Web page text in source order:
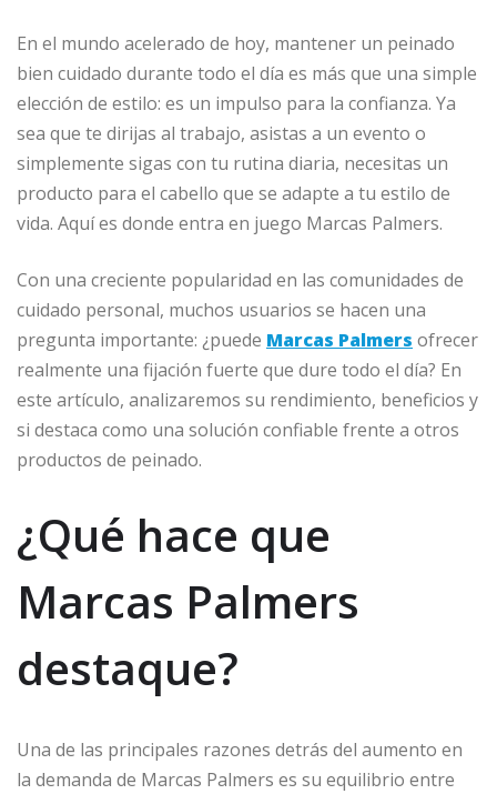
En el mundo acelerado de hoy, mantener un peinado
bien cuidado durante todo el día es más que una simple
elección de estilo: es un impulso para la confianza. Ya
sea que te dirijas al trabajo, asistas a un evento o
simplemente sigas con tu rutina diaria, necesitas un
producto para el cabello que se adapte a tu estilo de
vida. Aquí es donde entra en juego Marcas Palmers.
Con una creciente popularidad en las comunidades de
cuidado personal, muchos usuarios se hacen una
pregunta importante: ¿puede Marcas Palmers ofrecer
realmente una fijación fuerte que dure todo el día? En
este artículo, analizaremos su rendimiento, beneficios y
si destaca como una solución confiable frente a otros
productos de peinado.
¿Qué hace que
Marcas Palmers
destaque?
Una de las principales razones detrás del aumento en
la demanda de Marcas Palmers es su equilibrio entre